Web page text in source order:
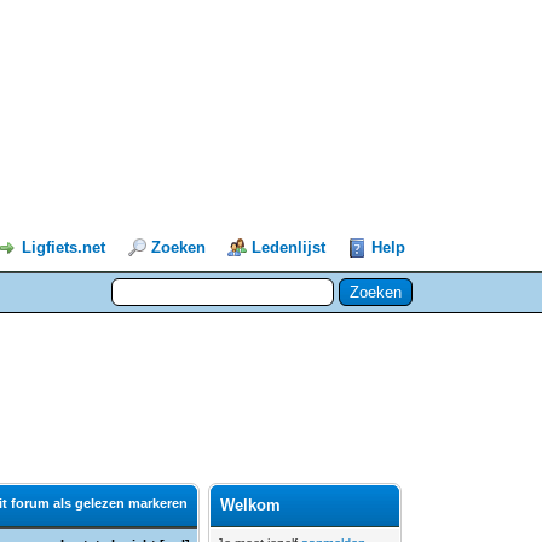
Ligfiets.net Zoeken Ledenlijst Help
forum als gelezen markeren Welkom